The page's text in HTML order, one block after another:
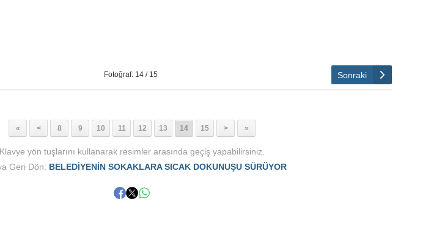
Fotoğraf: 14 / 15 Sonraki
« < 8 9 10 11 12 13 14 15 > »
Klavye yön tuşlarını kullanarak resimler arasında geçiş yapabilirsiniz.
Geri Dön: BELEDİYENİN SOKAKLARA SICAK DOKUNUŞU SÜRÜYOR